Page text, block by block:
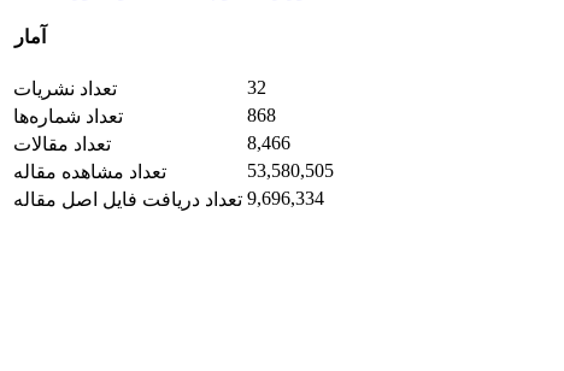
آمار
تعداد نشریات
32
تعداد شماره‌ها
868
تعداد مقالات
8,466
تعداد مشاهده مقاله
53,580,505
تعداد دریافت فایل اصل مقاله 9,696,334